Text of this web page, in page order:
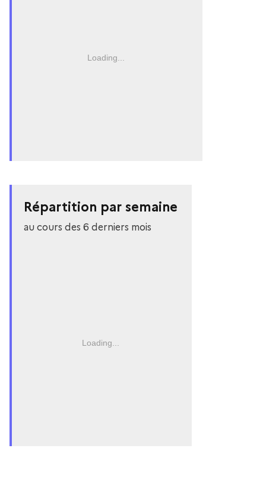
Loading...
Répartition par semaine
au cours des 6 derniers mois
Loading...